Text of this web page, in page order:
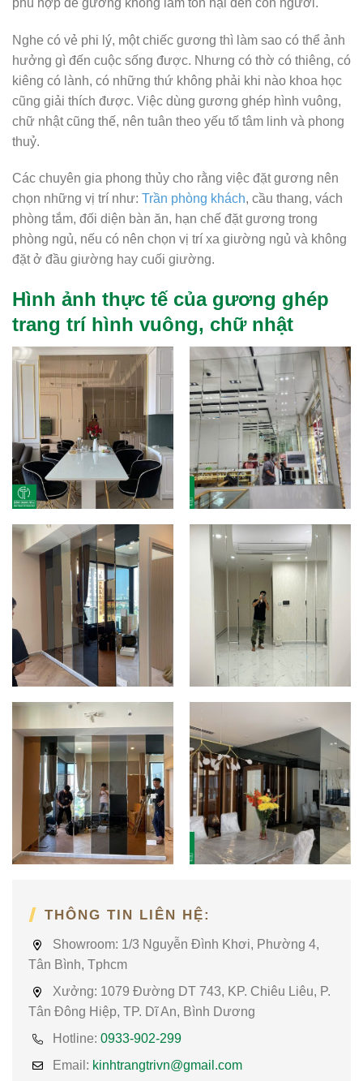
Nghe có vẻ phi lý, một chiếc gương thì làm sao có thể ảnh
hưởng gì đến cuộc sống được. Nhưng có thờ có thiêng, có
kiêng có lành, có những thứ không phải khi nào khoa học
cũng giải thích được. Việc dùng gương ghép hình vuông,
chữ nhật cũng thế, nên tuân theo yếu tố tâm linh và phong
thuỷ.
Các chuyên gia phong thủy cho rằng việc đặt gương nên
chọn những vị trí như: Trần phòng khách, cầu thang, vách
phòng tắm, đối diện bàn ăn, hạn chế đặt gương trong
phòng ngủ, nếu có nên chọn vị trí xa giường ngủ và không
đặt ở đầu giường hay cuối giường.
Hình ảnh thực tế của gương ghép
trang trí hình vuông, chữ nhật
THÔNG TIN LIÊN HỆ:
Showroom: 1/3 Nguyễn Đình Khơi, Phường 4,
Tân Bình, Tphcm
Xưởng: 1079 Đường DT 743, KP. Chiêu Liêu, P.
Tân Đông Hiệp, TP. Dĩ An, Bình Dương
Hotline: 0933-902-299
Email: kinhtrangtrivn@gmail.com